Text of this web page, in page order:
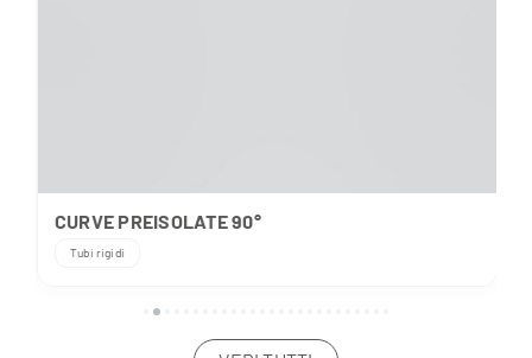
CURVE PREISOLATE 90°
Tubi rigidi